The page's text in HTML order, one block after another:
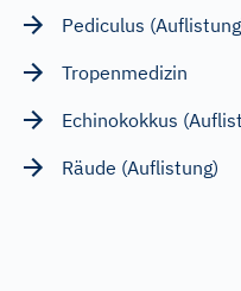
Pediculus
Tropenmedizin
Echinokokkus
Räude (Auflistung)